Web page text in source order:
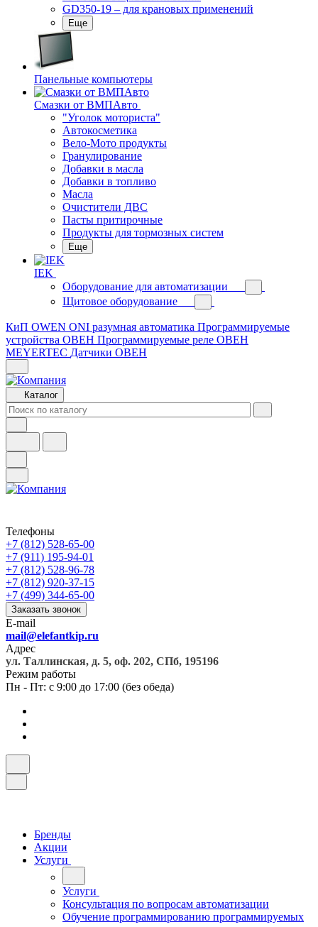
GD350-19 – для крановых применений
Еще
Панельные компьютеры
Смазки от ВМПАвто
"Уголок моториста"
Автокосметика
Вело-Мото продукты
Гранулирование
Добавки в масла
Добавки в топливо
Масла
Очистители ДВС
Пасты притирочные
Продукты для тормозных систем
Еще
IEK
Оборудование для автоматизации
Щитовое оборудование
КиП OWEN ONI разумная автоматика Программируемые
устройства ОВЕН Программируемые реле ОВЕН
MEYERTEC Датчики ОВЕН
Каталог
Телефоны
+7 (812) 528-65-00
+7 (911) 195-94-01
+7 (812) 528-96-78
+7 (812) 920-37-15
+7 (499) 344-65-00
Заказать звонок
E-mail
mail@elefantkip.ru
Адрес
ул. Таллинская, д. 5, оф. 202, СПб, 195196
Режим работы
Пн - Пт: с 9:00 до 17:00 (без обеда)
Бренды
Акции
Услуги
Услуги
Консультация по вопросам автоматизации
Обучение программированию программируемых